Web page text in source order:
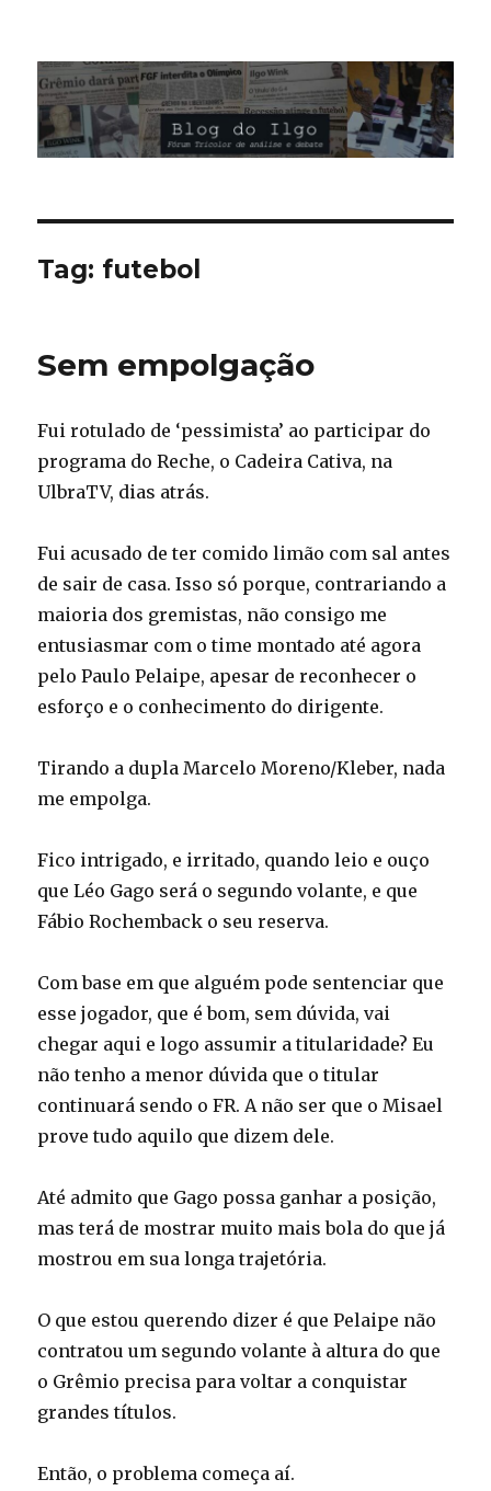
Blog do Ilgo Wink
Tag: futebol
Sem empolgação
Fui rotulado de ‘pessimista’ ao participar do
programa do Reche, o Cadeira Cativa, na
UlbraTV, dias atrás.
Fui acusado de ter comido limão com sal antes
de sair de casa. Isso só porque, contrariando a
maioria dos gremistas, não consigo me
entusiasmar com o time montado até agora
pelo Paulo Pelaipe, apesar de reconhecer o
esforço e o conhecimento do dirigente.
Tirando a dupla Marcelo Moreno/Kleber, nada
me empolga.
Fico intrigado, e irritado, quando leio e ouço
que Léo Gago será o segundo volante, e que
Fábio Rochemback o seu reserva.
Com base em que alguém pode sentenciar que
esse jogador, que é bom, sem dúvida, vai
chegar aqui e logo assumir a titularidade? Eu
não tenho a menor dúvida que o titular
continuará sendo o FR. A não ser que o Misael
prove tudo aquilo que dizem dele.
Até admito que Gago possa ganhar a posição,
mas terá de mostrar muito mais bola do que já
mostrou em sua longa trajetória.
O que estou querendo dizer é que Pelaipe não
contratou um segundo volante à altura do que
o Grêmio precisa para voltar a conquistar
grandes títulos.
Então, o problema começa aí.